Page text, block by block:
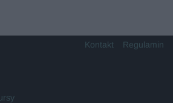
Kontakt Regulamin